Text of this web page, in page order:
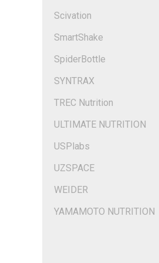
Scivation
SmartShake
SpiderBottle
SYNTRAX
TREC Nutrition
ULTIMATE NUTRITION
USPlabs
UZSPACE
WEIDER
YAMAMOTO NUTRITION